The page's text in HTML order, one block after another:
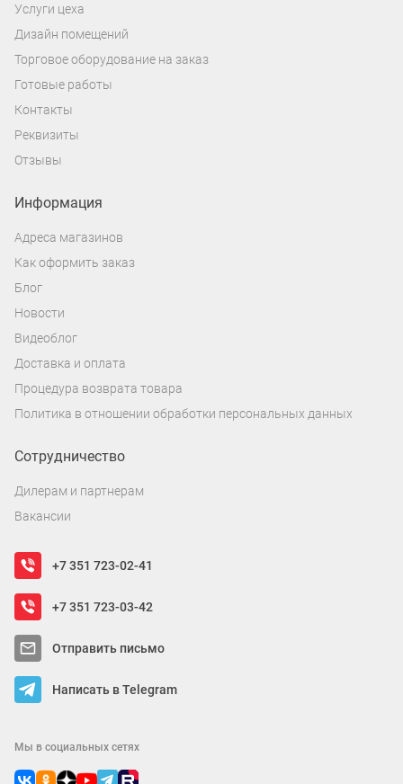
Услуги цеха
Дизайн помещений
Торговое оборудование на заказ
Готовые работы
Контакты
Реквизиты
Отзывы
Информация
Адреса магазинов
Как оформить заказ
Блог
Новости
Видеоблог
Доставка и оплата
Процедура возврата товара
Политика в отношении обработки персональных данных
Сотрудничество
Дилерам и партнерам
Вакансии
+7 351 723-02-41
+7 351 723-03-42
Отправить письмо
Написать в Telegram
Мы в социальных сетях